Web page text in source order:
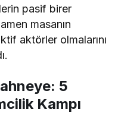
pasif birer
masanın
aktörler olmalarını
5
Kampı